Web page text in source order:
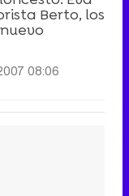
Berto, los
08:06